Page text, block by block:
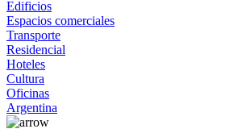
Edificios
Espacios comerciales
Transporte
Residencial
Hoteles
Cultura
Oficinas
Argentina